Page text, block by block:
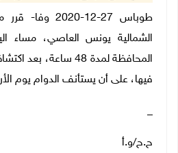
طوباس 27-12-
الشمالية يونس العاصي، مساء
المحافظة لمدة 48
فيها، على أن يستأنف الدوام يوم
ح.ح/و.أ